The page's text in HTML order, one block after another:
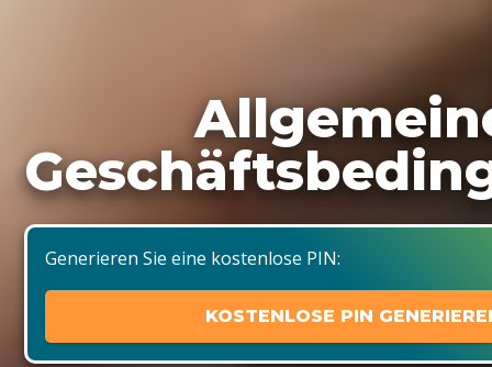
Generieren Sie eine kostenlose PIN:
KOSTENLOSE PIN